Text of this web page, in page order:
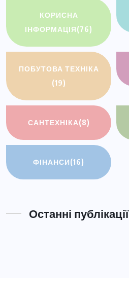
КОРИСНА
ІНФОРМАЦІЯ(76)
ПОБУТОВА ТЕХНІКА
(19)
САНТЕХНІКА(8)
ФІНАНСИ(16)
Останні публікації